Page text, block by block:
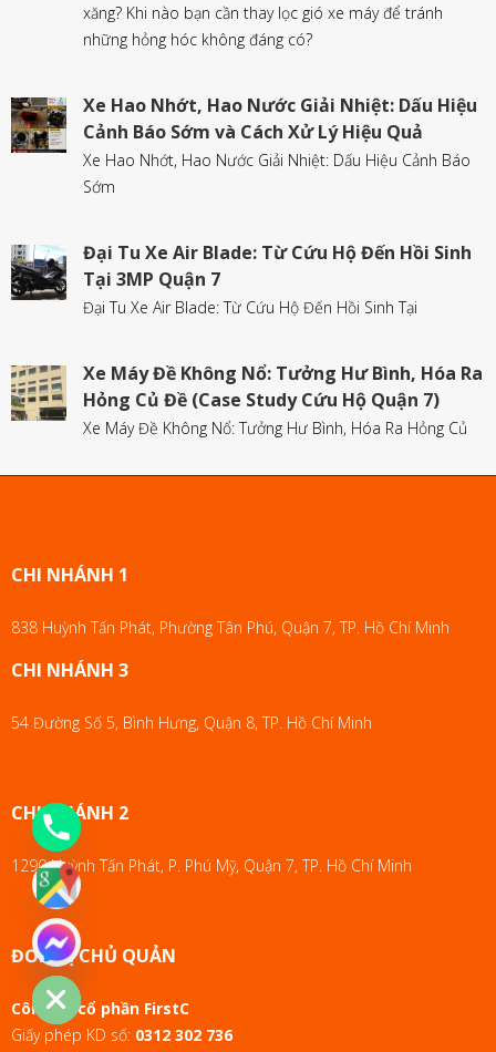
xăng? Khi nào bạn cần thay lọc gió xe máy để tránh
những hỏng hóc không đáng có?
Xe Hao Nhớt, Hao Nước Giải Nhiệt: Dấu Hiệu
Cảnh Báo Sớm và Cách Xử Lý Hiệu Quả
Xe Hao Nhớt, Hao Nước Giải Nhiệt: Dấu Hiệu Cảnh Báo
Sớm
Đại Tu Xe Air Blade: Từ Cứu Hộ Đến Hồi Sinh
Tại 3MP Quận 7
Đại Tu Xe Air Blade: Từ Cứu Hộ Đến Hồi Sinh Tại
Xe Máy Đề Không Nổ: Tưởng Hư Bình, Hóa Ra
Hỏng Củ Đề (Case Study Cứu Hộ Quận 7)
Xe Máy Đề Không Nổ: Tưởng Hư Bình, Hóa Ra Hỏng Củ
CHI NHÁNH 1
838 Huỳnh Tấn Phát, Phường Tân Phú, Quận 7, TP. Hồ Chí Minh
CHI NHÁNH 3
54 Đường Số 5, Bình Hưng, Quận 8, TP. Hồ Chí Minh
CHI NHÁNH 2
1290 Huỳnh Tấn Phát, P. Phú Mỹ, Quận 7, TP. Hồ Chí Minh
ĐƠN VỊ CHỦ QUẢN
Công ty cổ phần FirstC
Giấy phép KD số: 0312 302 736
Hide
chaty